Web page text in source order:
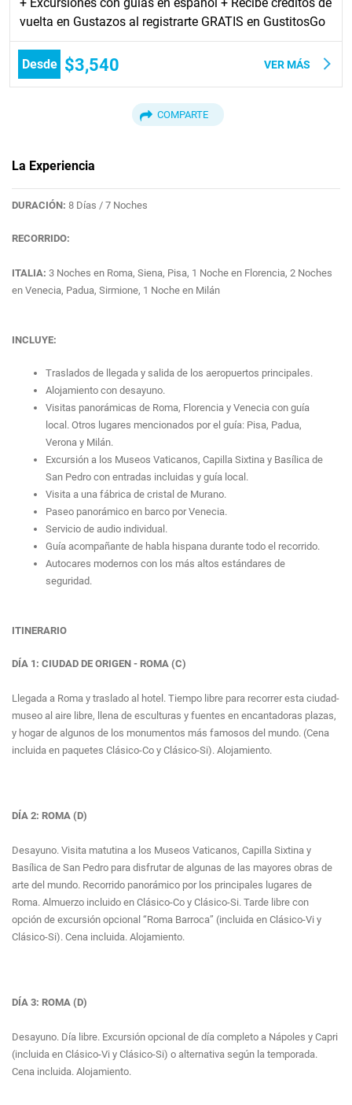
+ Excursiones con guías en español + Recibe créditos de
vuelta en Gustazos al registrarte GRATIS en GustitosGo
Desde $3,540 VER MÁS
COMPARTE
La Experiencia
DURACIÓN: 8 Días / 7 Noches
RECORRIDO:
ITALIA: 3 Noches en Roma, Siena, Pisa, 1 Noche en Florencia, 2 Noches
en Venecia, Padua, Sirmione, 1 Noche en Milán
INCLUYE:
Traslados de llegada y salida de los aeropuertos principales.
Alojamiento con desayuno.
Visitas panorámicas de Roma, Florencia y Venecia con guía
local. Otros lugares mencionados por el guía: Pisa, Padua,
Verona y Milán.
Excursión a los Museos Vaticanos, Capilla Sixtina y Basílica de
San Pedro con entradas incluidas y guía local.
Visita a una fábrica de cristal de Murano.
Paseo panorámico en barco por Venecia.
Servicio de audio individual.
Guía acompañante de habla hispana durante todo el recorrido.
Autocares modernos con los más altos estándares de
seguridad.
ITINERARIO
DÍA 1: CIUDAD DE ORIGEN - ROMA (C)
Llegada a Roma y traslado al hotel. Tiempo libre para recorrer esta ciudad-
museo al aire libre, llena de esculturas y fuentes en encantadoras plazas,
y hogar de algunos de los monumentos más famosos del mundo. (Cena
incluida en paquetes Clásico-Co y Clásico-Si). Alojamiento.
DÍA 2: ROMA (D)
Desayuno. Visita matutina a los Museos Vaticanos, Capilla Sixtina y
Basílica de San Pedro para disfrutar de algunas de las mayores obras de
arte del mundo. Recorrido panorámico por los principales lugares de
Roma. Almuerzo incluido en Clásico-Co y Clásico-Si. Tarde libre con
opción de excursión opcional “Roma Barroca” (incluida en Clásico-Vi y
Clásico-Si). Cena incluida. Alojamiento.
DÍA 3: ROMA (D)
Desayuno. Día libre. Excursión opcional de día completo a Nápoles y Capri
(incluida en Clásico-Vi y Clásico-Si) o alternativa según la temporada.
Cena incluida. Alojamiento.